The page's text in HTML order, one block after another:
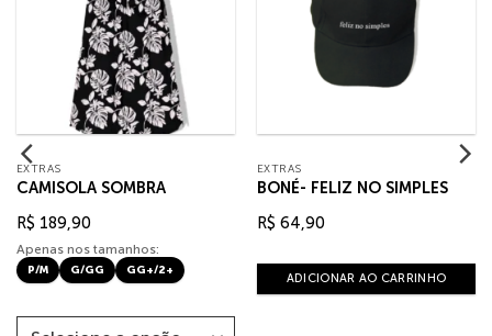
EXTRAS
CAMISOLA SOMBRA
R$ 189,90
Apenas nos tamanhos:
P/M G/GG GG+/2+
EXTRAS
BONÉ- FELIZ NO SIMPLES
R$ 64,90
ADICIONAR AO CARRINHO